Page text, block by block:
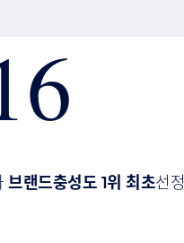
브랜드충성도 1위 최초선정